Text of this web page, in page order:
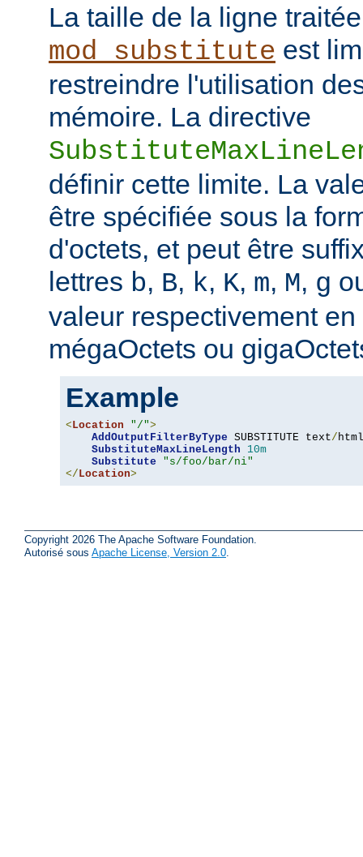
La taille de la ligne
mod_substitute est
restreindre l'utilisation
mémoire. La directive
définir cette limite. La
être spécifiée sous la
d'octets, et peut être
lettres b, B, k, K, m, M, g
valeur respectivement
mégaOctets ou
Example
<Location "/">
AddOutputFilterByType SUBSTITUTE text/ html
SubstituteMaxLineLength
10m
Substitute
"s/foo/bar/ni"
</Location>
Copyright 2026 The Apache Software Foundation.
Autorisé sous Apache License, Version 2.0.